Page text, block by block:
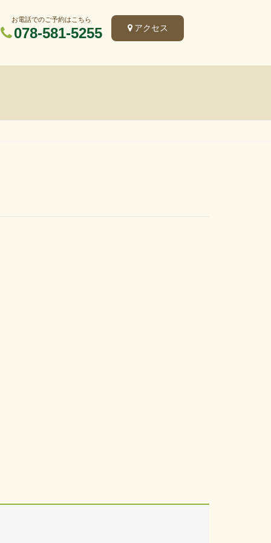
お電話でのご予約はこちら
078-581-5255 アクセス